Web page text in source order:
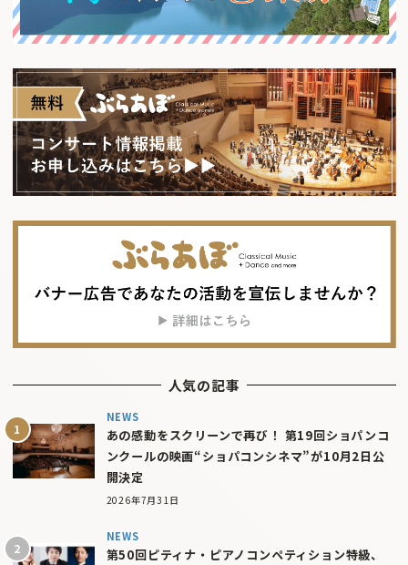
人気の記事
NEWS
あの感動をスクリーンで再び！ 第19回ショパンコ
ンクールの映画“ショパコンシネマ”が10月2日公
開決定
2026年7月31日
NEWS
第50回ピティナ・ピアノコンペティション特級、